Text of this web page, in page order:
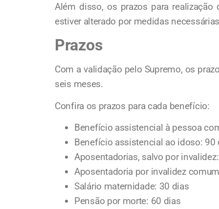
Além disso, os prazos para
estiver alterado por medidas
Prazos
Com a validação pelo Supremo, os
seis meses.
Confira os prazos para cada benefício:
Benefício assistencial à pessoa
Benefício assistencial ao idoso: 90
Aposentadorias, salvo por
Aposentadoria por invalidez
Salário maternidade: 30 dias
Pensão por morte: 60 dias